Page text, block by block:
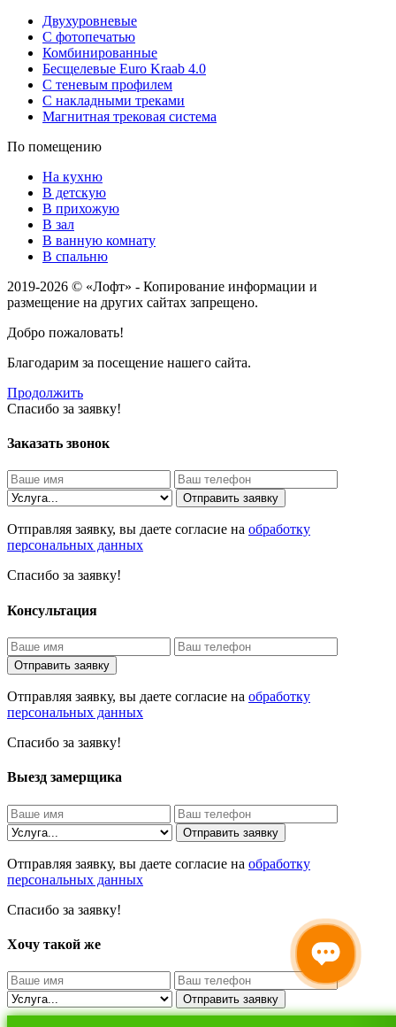
Двухуровневые
С фотопечатью
Комбинированные
Бесщелевые Euro Kraab 4.0
С теневым профилем
С накладными треками
Магнитная трековая система
По помещению
На кухню
В детскую
В прихожую
В зал
В ванную комнату
В спальню
2019-2026 © «Лофт» - Копирование информации и
размещение на других сайтах запрещено.
Добро пожаловать!
Благодарим за посещение нашего сайта.
Продолжить
Спасибо за заявку!
Заказать звонок
Отправить заявку
Отправляя заявку, вы даете согласие на обработку
персональных данных
Спасибо за заявку!
Консультация
Отправить заявку
Отправляя заявку, вы даете согласие на обработку
персональных данных
Спасибо за заявку!
Выезд замерщика
Отправить заявку
Отправляя заявку, вы даете согласие на обработку
персональных данных
Спасибо за заявку!
Хочу такой же
Отправить заявку